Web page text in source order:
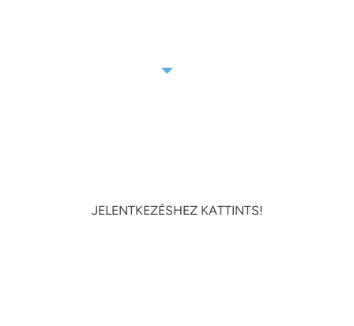
JELENTKEZÉSHEZ KATTINTS!